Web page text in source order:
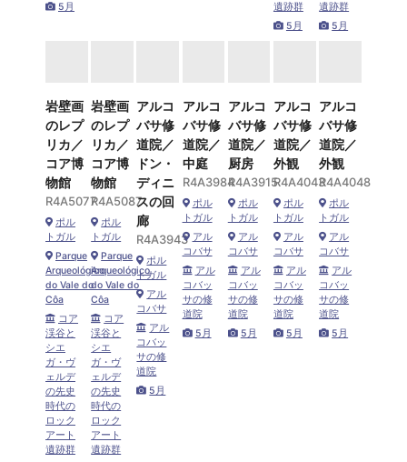
5月
遺跡群
5月
遺跡群
5月
岩壁画
のレプ
リカ／
コア博
物館
R4A5077
ポル
トガル
Parque
Arqueológico
do Vale do
Côa
コア
渓谷と
シエ
ガ・ヴ
ェルデ
の先史
時代の
ロック
アート
遺跡群
岩壁画
のレプ
リカ／
コア博
物館
R4A5087
ポル
トガル
Parque
Arqueológico
do Vale do
Côa
コア
渓谷と
シエ
ガ・ヴ
ェルデ
の先史
時代の
ロック
アート
遺跡群
アルコ
バサ修
道院／
ドン・
ディニ
スの回
廊
R4A3943
ポル
トガル
アル
コバサ
アル
コバッ
サの修
道院
5月
アルコ
バサ修
道院／
中庭
R4A3984
ポル
トガル
アル
コバサ
アル
コバッ
サの修
道院
5月
アルコ
バサ修
道院／
厨房
R4A3915
ポル
トガル
アル
コバサ
アル
コバッ
サの修
道院
5月
アルコ
バサ修
道院／
外観
R4A4043
ポル
トガル
アル
コバサ
アル
コバッ
サの修
道院
5月
アルコ
バサ修
道院／
外観
R4A4048
ポル
トガル
アル
コバサ
アル
コバッ
サの修
道院
5月